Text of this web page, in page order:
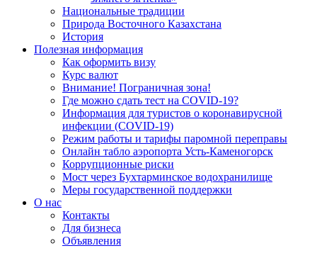
Национальные традиции
Природа Восточного Казахстана
История
Полезная информация
Как оформить визу
Курс валют
Внимание! Пограничная зона!
Где можно сдать тест на COVID-19?
Информация для туристов о коронавирусной
инфекции (COVID-19)
Режим работы и тарифы паромной переправы
Онлайн табло аэропорта Усть-Каменогорск
Коррупционные риски
Мост через Бухтарминское водохранилище
Меры государственной поддержки
О нас
Контакты
Для бизнеса
Объявления